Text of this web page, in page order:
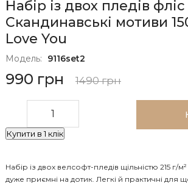
Набір із двох пледів фліс
Скандинавські мотиви
Love You
Модель: 9116set2
990 грн 1490 грн
Купити в 1 клік
Набір із двох велсофт-пледів щільністю 215 г/м²
дуже приємні на дотик. Легкі й практичні для